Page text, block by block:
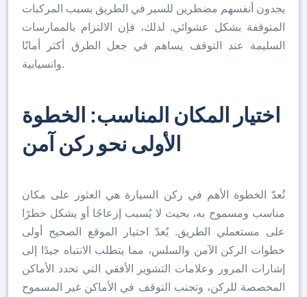
يجدون أنفسهم مضطرين للسير في الطريق بسبب المركبات
المتوقفة بشكل عشوائي. لذلك، فإن الالتزام بالممارسات
السليمة عند التوقف يساهم في جعل الطرق أكثر أمانًا
وانسيابية.
اختيار المكان المناسب: الخطوة
الأولى نحو ركن آمن
تُعدّ الخطوة الأهم في ركن السيارة هي العثور على مكان
مناسب ومسموح به، بحيث لا يُسبب إزعاجًا أو يشكل خطرًا
على مستعملي الطريق. يُعدّ اختيار الموقع الصحيح أولى
خطوات الركن الآمن والسلس، مما يتطلب الانتباه جيدًا إلى
إشارات المرور وعلامات التشوير الأفقي التي تحدد الأماكن
المخصصة للركن، وتجنب التوقف في الأماكن غير المسموح